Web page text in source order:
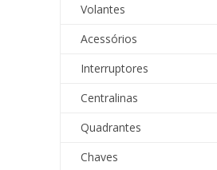
Volantes
Acessórios
Interruptores
Centralinas
Quadrantes
Chaves